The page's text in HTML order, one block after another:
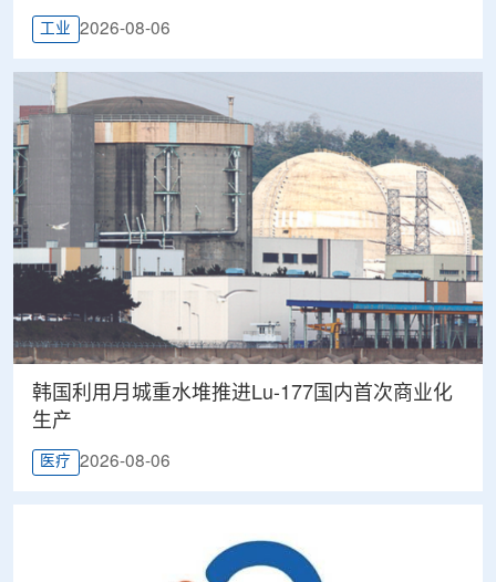
工业 2026-08-06
韩国利用月城重水堆推进Lu-177国内首次商业化
生产
医疗 2026-08-06